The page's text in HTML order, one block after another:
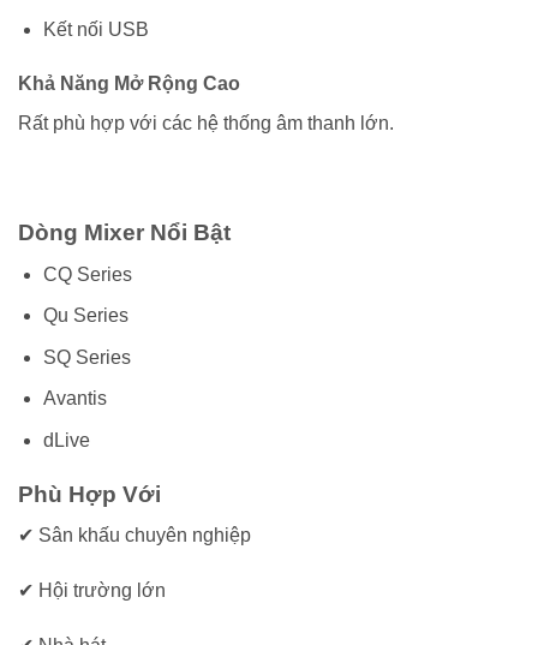
Kết nối USB
Khả Năng Mở Rộng Cao
Rất phù hợp với các hệ thống âm thanh lớn.
Dòng Mixer Nổi Bật
CQ Series
Qu Series
SQ Series
Avantis
dLive
Phù Hợp Với
✔ Sân khấu chuyên nghiệp
✔ Hội trường lớn